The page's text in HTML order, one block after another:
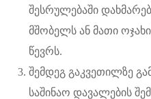
შესრულებაში
მშობელს ან მათი
წევრს.
შემდეგ გაკვეთილზე
საშინაო დავალების